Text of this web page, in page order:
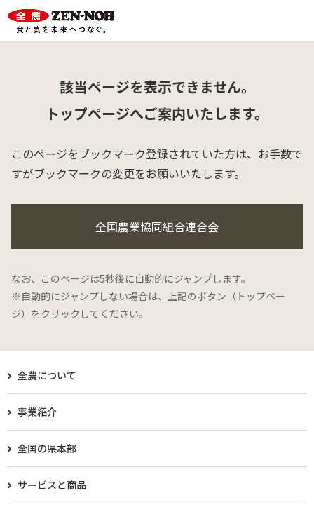
該当ページを表示できません。
トップページへご案内いたします。
このページをブックマーク登録されていた方は、 お手数で
すがブックマークの変更をお願いいたします。
全国農業協同組合連合会
なお、このページは5秒後に自動的にジャンプします。
※自動的にジャンプしない場合は、上記のボタン（トップペー
ジ）をクリックしてください。
全農について
事業紹介
全国の県本部
サービスと商品